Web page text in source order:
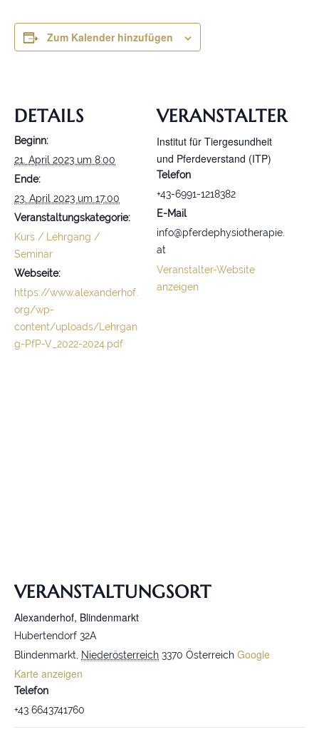
Zum Kalender hinzufügen
DETAILS
Beginn:
21. April 2023 um 8:00
Ende:
23. April 2023 um 17:00
Veranstaltungskategorie:
Kurs / Lehrgang /
Seminar
Webseite:
https://www.alexanderhof.
org/wp-
content/uploads/Lehrgan
g-PfP-V_2022-2024.pdf
VERANSTALTER
Institut für Tiergesundheit
und Pferdeverstand (ITP)
Telefon
+43-6991-1218382
E-Mail
info@pferdephysiotherapie.
at
Veranstalter-Website
anzeigen
VERANSTALTUNGSORT
Alexanderhof, Blindenmarkt
Hubertendorf 32A
Blindenmarkt
Niederösterreich 3370 Österreich Google
Karte anzeigen
Telefon
+43 6643741760